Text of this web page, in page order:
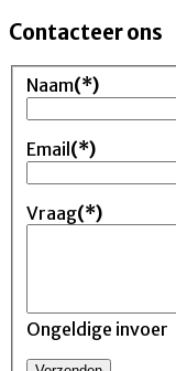
Contacteer ons
Naam(*)
Email(*)
Vraag(*)
Ongeldige invoer